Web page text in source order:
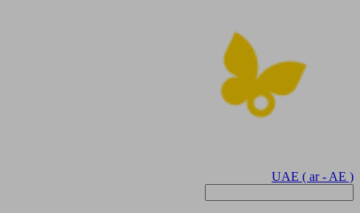
UAE ( ar - AE )